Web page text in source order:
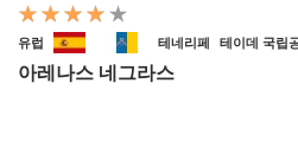
유럽 테네리페 테이데 국립
아레나스 네그라스